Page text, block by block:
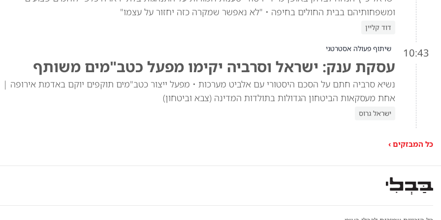
ומשפחותיהם בבית החולים בחיפה • "לא נאפשר שמקרה כזה יחזור על עצמו"
דוד קליין
10:43 שיתוף פעולה אסטרטגי
עסקת ענק: ישראל וסרביה יקימו מפעל כטב"מים משותף
נשיא סרביה חתם על הסכם היסטורי עם אלביט מערכות • מפעל ייצור כטב"מים תוקפים יוקם באדמת אירופה |
אחת מעסקאות הביטחון הגדולות בתולדות המדינה (צבא וביטחון)
ישראל גרוס
כל המבזקים ›